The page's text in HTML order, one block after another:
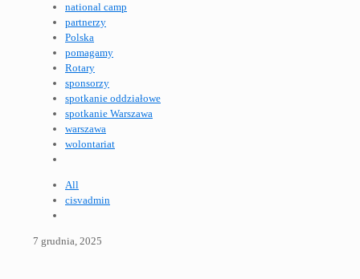
national camp
partnerzy
Polska
pomagamy
Rotary
sponsorzy
spotkanie oddziałowe
spotkanie Warszawa
warszawa
wolontariat
All
cisvadmin
7 grudnia, 2025